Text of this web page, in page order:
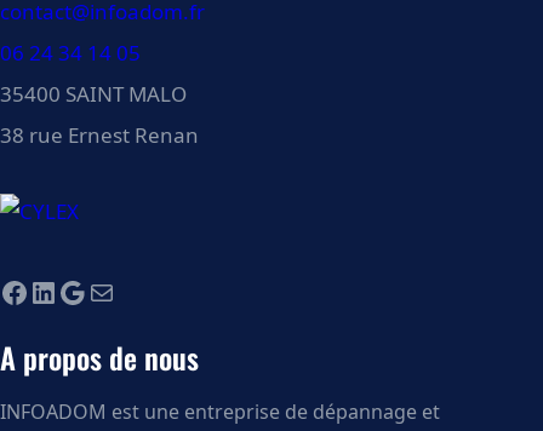
contact@infoadom.fr
06 24 34 14 05
35400 SAINT MALO
38 rue Ernest Renan
A propos de nous
INFOADOM est une entreprise de dépannage et